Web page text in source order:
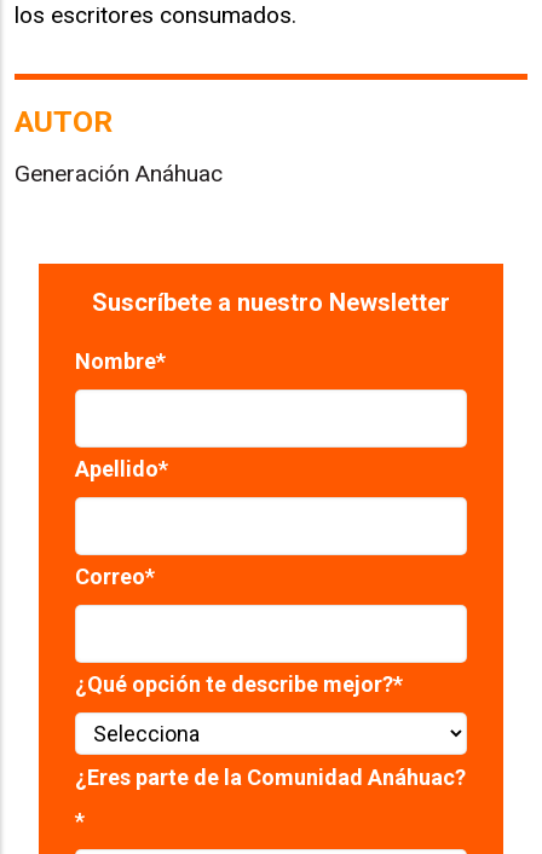
los escritores consumados.
AUTOR
Generación Anáhuac
Suscríbete a nuestro Newsletter
Nombre*
Apellido*
Correo*
¿Qué opción te describe mejor?*
¿Eres parte de la Comunidad Anáhuac?
*